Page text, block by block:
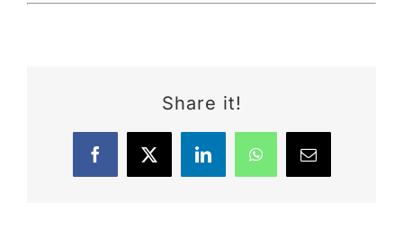
Share it!
Facebook
X LinkedInWhatsAppEmail